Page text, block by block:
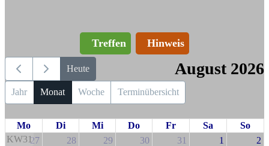
Treffen Hinweis
Heute August 2026
Jahr Monat Woche Terminübersicht
Mo Di Mi Do Fr Sa
So
KW3127 28 29 30 31 1 2